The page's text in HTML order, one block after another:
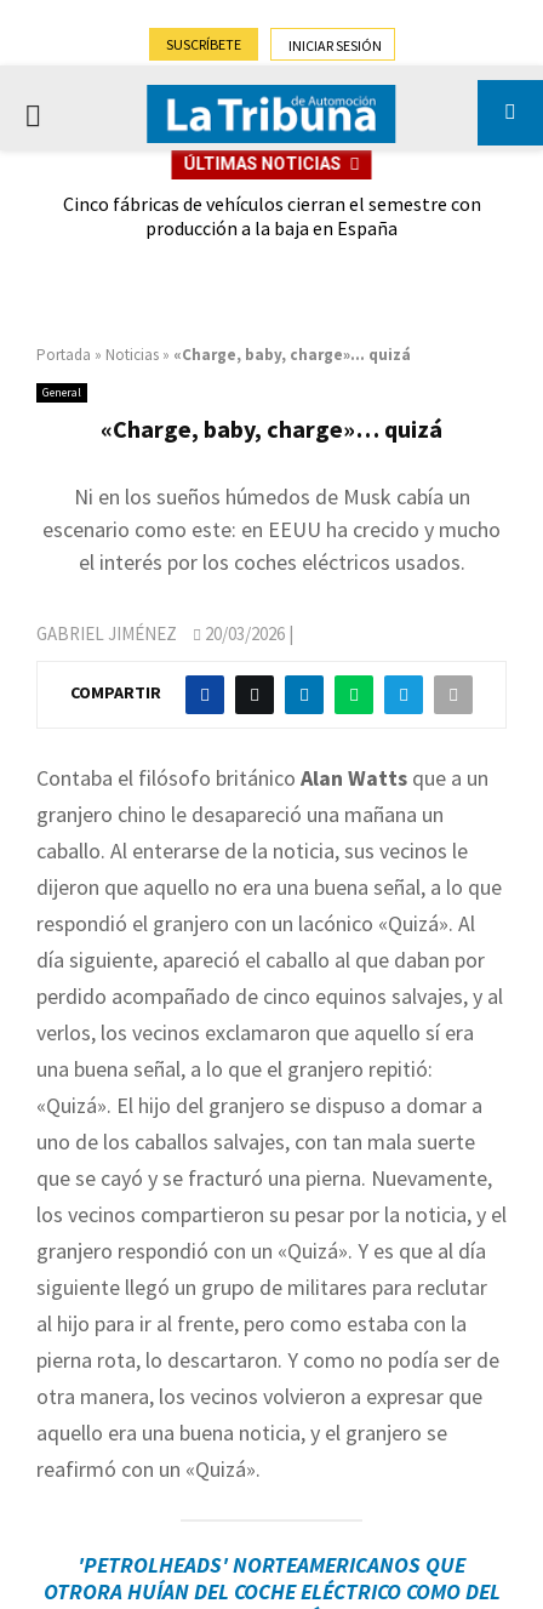
SUSCRÍBETE INICIAR SESIÓN
PRIMARY
ÚLTIMAS NOTICIAS
Cinco fábricas de vehículos cierran el semestre con
producción a la baja en España
Portada » Noticias » «Charge, baby, charge»… quizá
General
«Charge, baby, charge»… quizá
Ni en los sueños húmedos de Musk cabía un
escenario como este: en EEUU ha crecido y mucho
el interés por los coches eléctricos usados.
GABRIEL JIMÉNEZ 20/03/2026 |
COMPARTIR
Contaba el filósofo británico Alan Watts que a un
granjero chino le desapareció una mañana un
caballo. Al enterarse de la noticia, sus vecinos le
dijeron que aquello no era una buena señal, a lo que
respondió el granjero con un lacónico «Quizá». Al
día siguiente, apareció el caballo al que daban por
perdido acompañado de cinco equinos salvajes, y al
verlos, los vecinos exclamaron que aquello sí era
una buena señal, a lo que el granjero repitió:
«Quizá». El hijo del granjero se dispuso a domar a
uno de los caballos salvajes, con tan mala suerte
que se cayó y se fracturó una pierna. Nuevamente,
los vecinos compartieron su pesar por la noticia, y el
granjero respondió con un «Quizá». Y es que al día
siguiente llegó un grupo de militares para reclutar
al hijo para ir al frente, pero como estaba con la
pierna rota, lo descartaron. Y como no podía ser de
otra manera, los vecinos volvieron a expresar que
aquello era una buena noticia, y el granjero se
reafirmó con un «Quizá».
'PETROLHEADS'NORTEAMERICANOS QUE
OTRORA HUÍAN DEL COCHE ELÉCTRICO COMO DEL